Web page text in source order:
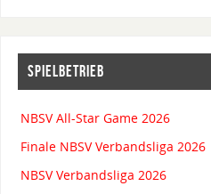
SPIELBETRIEB
NBSV All-Star Game 2026
Finale NBSV Verbandsliga 2026
NBSV Verbandsliga 2026